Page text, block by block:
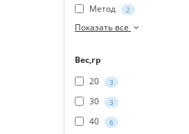
Метод 2
Показать все
Вес,гр
20
3
30 3
40 6